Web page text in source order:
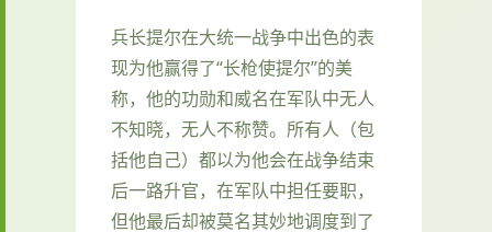
兵长提尔在大统一战争中出色的表
现为他赢得了“长枪使提尔”的美
称，他的功勋和威名在军队中无人
不知晓，无人不称赞。所有人（包
括他自己）都以为他会在战争结束
后一路升官，在军队中担任要职，
但他最后却被莫名其妙地调度到了